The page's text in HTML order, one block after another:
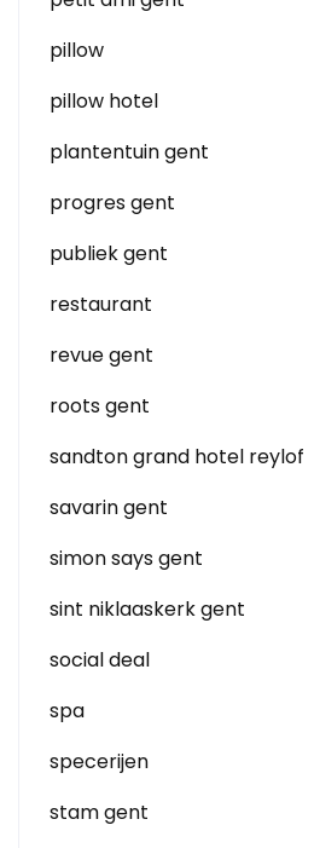
pillow
pillow hotel
plantentuin gent
progres gent
publiek gent
restaurant
revue gent
roots gent
sandton grand hotel reylof
savarin gent
simon says gent
sint niklaaskerk gent
social deal
spa
specerijen
stam gent